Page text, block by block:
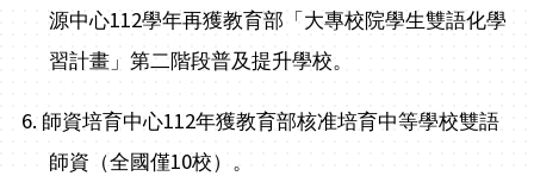
源中心112學年再獲教育部「大專校院學生雙語化學
習計畫」第二階段普及提升學校。
6. 師資培育中心112年獲教育部核准培育中等學校雙語
師資（全國僅10校）。